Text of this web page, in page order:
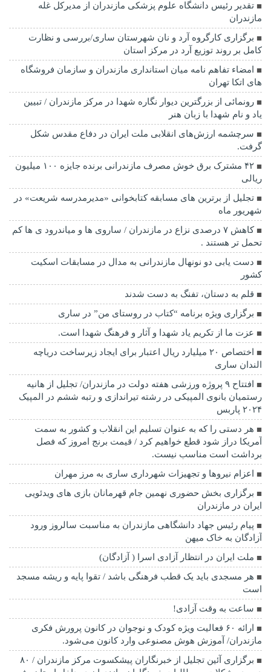
تقدیر رئیس دانشگاه علوم پزشکی مازندران از مدیرکل غله
مازندران
برگزاری کارگروه آرد و نان شهرستان ساری/بررسی و نظارت
کامل بر روند توزیع آرد در مرکز استان
امضاء تفاهم نامه میان استانداری مازندران و سازمان فروشگاه
های اتکا تهران
رونمائی از بزرگترین دیوار نگاره شهدا در مرکز مازندران / تبیین
یاد و نام شهدا با زبان هنر
سرچشمه ارزش‌های انقلابی ملت ایران در دفاع مقدس شکل
گرفت.
۴۲ مشترک برق خوش مصرف مازندرانی برنده جایزه ۱۰۰ میلیون
ریالی
تجلیل از برترین های مسابقه کتابخوانی «مدیرمدرسه شریعت» در
شهریور ماه
کاهش ۷ درصدی نزاع در مازندران / ساروی ها و میاندرود ی ها کم
تحمل تر هستند‌ .
دست یابی دو نونهال مازندرانی به مدال در مسابقات اسکیت
کشور
قلم به دستان، تفنگ به دست شدند
برگزاری ویژه برنامه “کتاب در روستای من” در ساری
عزت ما از تکریم یاد شهدا و آثار و فرهنگ شهدا است.
اختصاص ۲۰ میلیارد ریال اعتبار برای ایجاد زیرساخت دریاچه
الندان ساری
افتتاح ۹ پروژه ورزشی هفته دولت در مازندران/ تجلیل از هانیه
رستمیان بانوی المپیکی در رشته تیراندازی و رتبه ششم در المپیک
۲۰۲۴ پاربس
هر دستی را که به عنوان تسلیم این انقلاب و کشور به سمت
آمريکا دراز شود قطع خواهیم کرد / قیمت برنج امروز که فصل
برداشت است مناسب نیست.
اعزام نیروها و تجهیزات شهرداری ساری به مرز مهران
برگزاری بخش حضوری نهمین جام قهرمانان بازی های ویدئویی
ایران در مازندران
پیام رئیس جهاد دانشگاهی مازندران به مناسبت سالروز ورود
آزادگان به خاک میهن
ملت ایران در انتظار آزادی اسرا ( آزادگان)
هر مسجدی باید یک قطب فرهنگی باشد / تقوا پایه و ریشه مسجد
است
ساعت به وقت آزادی!
ارائه ۶۰ فعالیت ویژه کودک و نوجوان در کانون پرورش فکری
مازندران/ آموزش هوش مصنوعی وارد کانون می‌شود.
برگزاری آئین تجلیل از خبرنگاران پیشکسوت مرکز مازندران / ۸۰